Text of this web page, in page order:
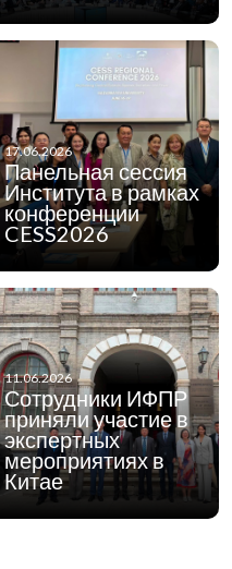
17.06.2026
Панельная сессия
Института в рамках
конференции
CESS2026
11.06.2026
Сотрудники ИФПР
приняли участие в
экспертных
мероприятиях в
Китае